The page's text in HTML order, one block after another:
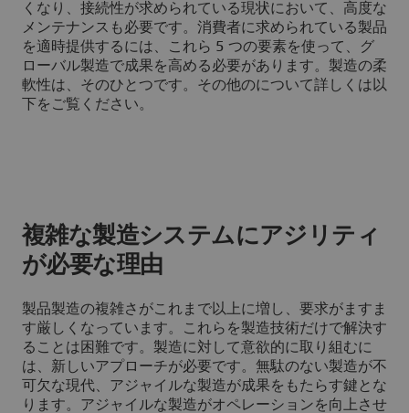
くなり、接続性が求められている現状において、高度な
メンテナンスも必要です。消費者に求められている製品
を適時提供するには、これら 5 つの要素を使って、グ
ローバル製造で成果を高める必要があります。製造の柔
軟性は、そのひとつです。その他のについて詳しくは以
下をご覧ください。
複雑な製造システムにアジリティ
が必要な理由
製品製造の複雑さがこれまで以上に増し、要求がますま
す厳しくなっています。これらを製造技術だけで解決す
ることは困難です。製造に対して意欲的に取り組むに
は、新しいアプローチが必要です。無駄のない製造が不
可欠な現代、アジャイルな製造が成果をもたらす鍵とな
ります。アジャイルな製造がオペレーションを向上させ